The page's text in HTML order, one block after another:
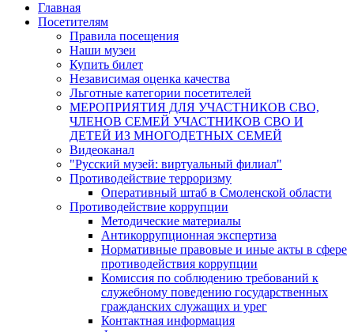
Главная
Посетителям
Правила посещения
Наши музеи
Купить билет
Независимая оценка качества
Льготные категории посетителей
МЕРОПРИЯТИЯ ДЛЯ УЧАСТНИКОВ СВО,
ЧЛЕНОВ СЕМЕЙ УЧАСТНИКОВ СВО И
ДЕТЕЙ ИЗ МНОГОДЕТНЫХ СЕМЕЙ
Видеоканал
"Русский музей: виртуальный филиал"
Противодействие терроризму
Оперативный штаб в Смоленской области
Противодействие коррупции
Методические материалы
Антикоррупционная экспертиза
Нормативные правовые и иные акты в сфере
противодействия коррупции
Комиссия по соблюдению требований к
служебному поведению государственных
гражданских служащих и урег
Контактная информация